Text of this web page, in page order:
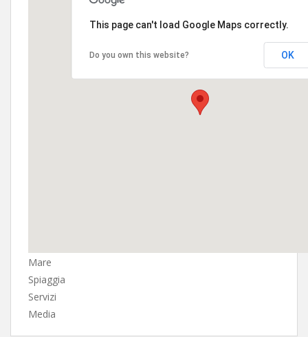
This page can't load Google Maps correctly.
Do you own this website? OK
Mare
Spiaggia
Servizi
Media